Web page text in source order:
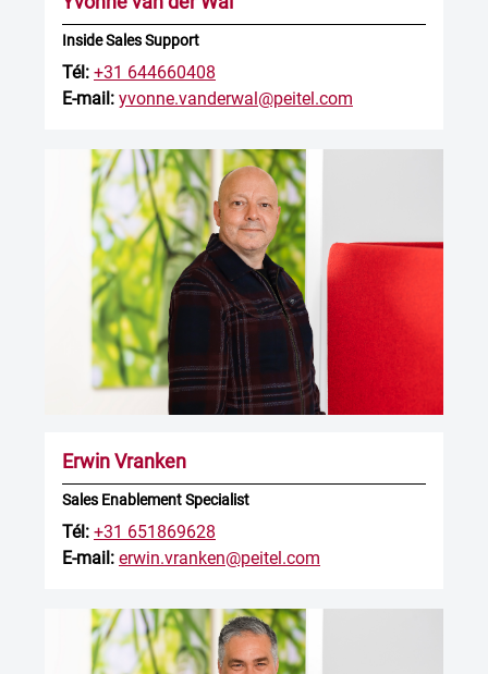
Inside Sales Support
Tél: +31 644660408
E-mail: yvonne.vanderwal@peitel.com
Erwin Vranken
Sales Enablement Specialist
Tél: +31 651869628
E-mail: erwin.vranken@peitel.com